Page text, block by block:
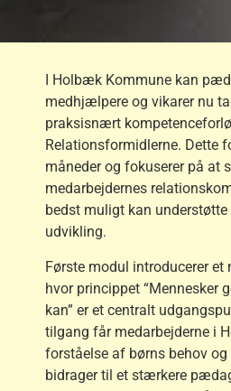
I Holbæk Kommune kan
medhjælpere og vikarer nu
praksisnært
Relationsformidlerne. Dette
måneder og fokuserer på at
medarbejdernes
bedst muligt kan
udvikling.
Første modul introducerer et
hvor princippet “Mennesker
kan” er et centralt
tilgang får medarbejderne i
forståelse af børns behov
bidrager til et stærkere